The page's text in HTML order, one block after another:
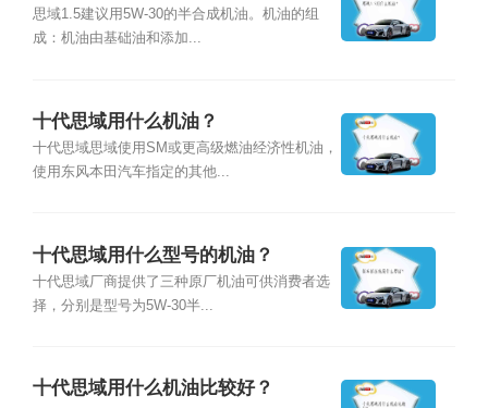
思域1.5建议用5W-30的半合成机油。机油的组
成：机油由基础油和添加...
十代思域用什么机油？
十代思域思域使用SM或更高级燃油经济性机油，
使用东风本田汽车指定的其他...
十代思域用什么型号的机油？
十代思域厂商提供了三种原厂机油可供消费者选
择，分别是型号为5W-30半...
十代思域用什么机油比较好？